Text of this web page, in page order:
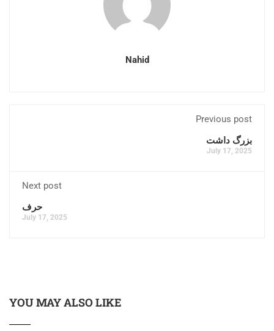
Nahid
Previous post
بزرگ داشت
July 17, 2025
Next post
حرف
July 17, 2025
YOU MAY ALSO LIKE